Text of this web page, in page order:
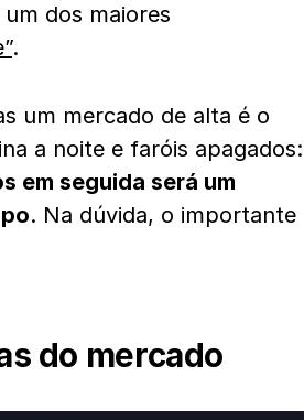
dos maiores
.
um mercado de alta é o
a noite e faróis apagados:
em seguida será um
. Na dúvida, o importante
do mercado